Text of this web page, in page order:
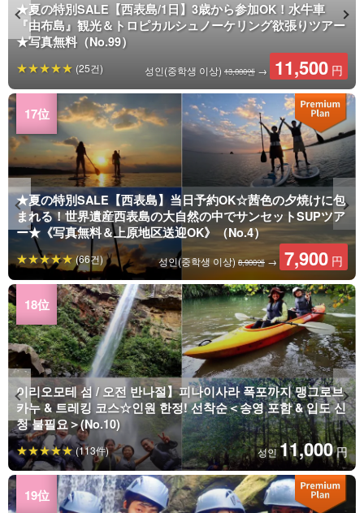
★夏の特別SALE【西表島/1日】3歳から参加OK！水牛車
『由布島』観光＆トロピカルシュノーケリング欲張りツアー
★写真無料（No.99）
성인(중학생 이상) 13,000엔 → 11,500 円
(25건)
★夏の特別SALE【西表島】当日予約OK☆茜色の夕焼けに包
まれる！世界遺産西表島の大自然の中でサンセットSUPツア
ー★《写真無料＆上原地区送迎OK》（No.4）
성인(중학생 이상)8,900엔 → 7,900 円
(66건)
이리오모테 섬 / 오전 반나절】피나이사라 폭포까지 맹그로브
카누 & 트레킹 코스☆인원 한정! 선착순＜송영 포함 & 입도 신
청 불필요＞(No.10)
성인11,000 円
(113件)